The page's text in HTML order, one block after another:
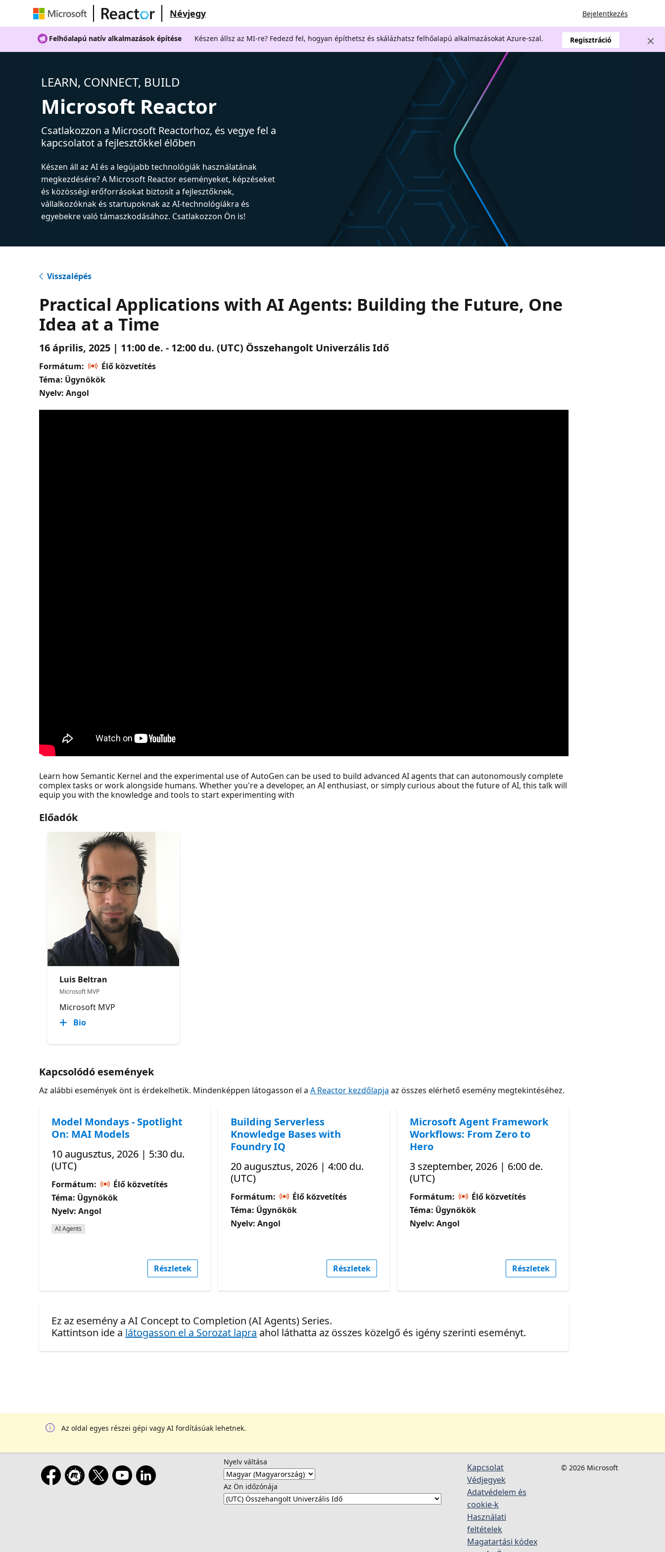
Névjegy Bejelentkezés
Felhőalapú natív alkalmazások építése Készen állsz az MI-re? Fedezd fel, hogyan építhetsz és skálázhatsz felhőalapú alkalmazásokat Azure-szal. Regisztráció
LEARN, CONNECT, BUILD
Microsoft Reactor
Csatlakozzon a Microsoft Reactorhoz, és vegye fel a
kapcsolatot a fejlesztőkkel élőben
Készen áll az AI és a legújabb technológiák használatának
megkezdésére? A Microsoft Reactor eseményeket, képzéseket
és közösségi erőforrásokat biztosít a fejlesztőknek,
vállalkozóknak és startupoknak az AI-technológiákra és
egyebekre való támaszkodásához. Csatlakozzon Ön is!
Visszalépés
Practical Applications with AI Agents: Building the Future, One
Idea at a Time
16 április, 2025 | 11:00 de. - 12:00 du. (UTC) Összehangolt Univerzális Idő
Formátum:
Élő közvetítés
Téma: Ügynökök
Nyelv: Angol
Learn how Semantic Kernel and the experimental use of AutoGen can be used to build advanced AI agents that can autonomously complete
complex tasks or work alongside humans. Whether you're a developer, an AI enthusiast, or simply curious about the future of AI, this talk will
equip you with the knowledge and tools to start experimenting with
Előadók
Luis Beltran
Microsoft MVP
Microsoft MVP
Bio
Kapcsolódó események
Az alábbi események önt is érdekelhetik. Mindenképpen látogasson el aA Reactor kezdőlapja az összes elérhető esemény megtekintéséhez.
Model Mondays - Spotlight
On: MAI Models
10 augusztus, 2026 | 5:30 du.
(UTC)
Formátum:
Élő közvetítés
Téma: Ügynökök
Nyelv: Angol
AI Agents
Részletek
Building Serverless
Knowledge Bases with
Foundry IQ
20 augusztus, 2026 | 4:00 du.
(UTC)
Formátum:
Élő közvetítés
Téma: Ügynökök
Nyelv: Angol
Részletek
Microsoft Agent Framework
Workflows: From Zero to
Hero
3 szeptember, 2026 | 6:00 de.
(UTC)
Formátum:
Élő közvetítés
Téma: Ügynökök
Nyelv: Angol
Részletek
Ez az esemény a AI Concept to Completion (AI Agents) Series.
Kattintson ide a látogasson el a Sorozat lapra ahol láthatta az összes közelgő és igény szerinti eseményt.
Az oldal egyes részei gépi vagy AI fordításúak lehetnek.
Nyelv váltása
Az Ön időzónája
Kapcsolat
Védjegyek
Adatvédelem és
cookie-k
Használati
feltételek
Magatartási kódex
© 2026 Microsoft